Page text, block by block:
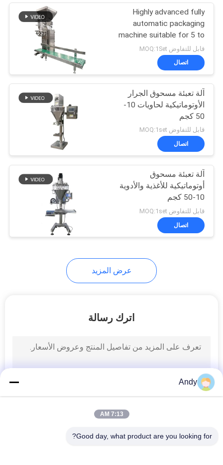
آلة النخل المسحوق
43
آلة طاحن طاحونة
55
شاشة تهتز بالموجات
آلة مصفاة الاهتزاز
102
Highly advanced fully
automatic packaging
machine suitable for 5 to
50 kilograms of
powdered materials
قابل للتفاوض MOQ:1Set
اتصال
آلة تعبئة مسحوق الجرار
الأوتوماتيكية لحاويات 10-
50 كجم
قابل للتفاوض MOQ:1set
اتصال
آلة تعبئة مسحوق
أوتوماتيكية للأغذية والأدوية
10-50 كجم
قابل للتفاوض MOQ:1set
اتصال
عرض المزيد
اترك رسالة
Andy
7:13 AM
Good day, what product are you looking for?